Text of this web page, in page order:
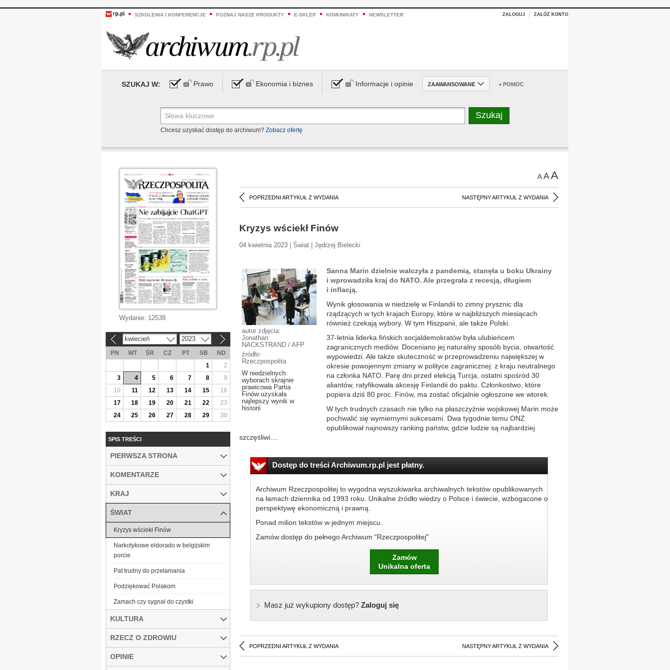
SZKOLENIA I KONFERENCJE POZNAJ NASZE PRODUKTY E-SKLEP KOMUNIKATY NEWSLETTER ZALOGUJ ZAŁÓŻ KONTO
SZUKAJ W: Prawo Ekonomia i biznes Informacje i opinie ZAAWANSOWANE + POMOC
Chcesz uzyskać dostęp do archiwum? Zobacz ofertę
AAA
POPRZEDNI ARTYKUŁ Z WYDANIA NASTĘPNY ARTYKUŁ Z WYDANIA
Kryzys wściekł Finów
04 kwietnia 2023 | Świat | Jędrzej Bielecki
autor zdjęcia:
Jonathan
NACKSTRAND / AFP
źródło:
Rzeczpospolita
W niedzielnych
wyborach skrajnie
prawicowa Partia
Finów uzyskała
najlepszy wynik w
historii
Sanna Marin dzielnie walczyła z pandemią, stanęła u boku Ukrainy
i wprowadziła kraj do NATO. Ale przegrała z recesją, długiem
i inflacją.
Wynik głosowania w niedzielę w Finlandii to zimny prysznic dla
rządzących w tych krajach Europy, które w najbliższych miesiącach
również czekają wybory. W tym Hiszpanii, ale także Polski.
37-letnia liderka fińskich socjaldemokratów była ulubieńcem
zagranicznych mediów. Doceniano jej naturalny sposób bycia, otwartość
wypowiedzi. Ale także skuteczność w przeprowadzeniu największej w
okresie powojennym zmiany w polityce zagranicznej: z kraju neutralnego
na członka NATO. Parę dni przed elekcją Turcja, ostatni spośród 30
aliantów, ratyfikowała akcesję Finlandii do paktu. Członkostwo, które
popiera dziś 80 proc. Finów, ma zostać oficjalnie ogłoszone we wtorek.
W tych trudnych czasach nie tylko na płaszczyźnie wojskowej Marin może
pochwalić się wymiernymi sukcesami. Dwa tygodnie temu ONZ
opublikował najnowszy ranking państw, gdzie ludzie są najbardziej
szczęśliwi....
Dostęp do treści Archiwum.rp.pl jest płatny.
Archiwum Rzeczpospolitej to wygodna wyszukiwarka archiwalnych tekstów opublikowanych
na łamach dziennika od 1993 roku. Unikalne źródło wiedzy o Polsce i świecie, wzbogacone o
perspektywę ekonomiczną i prawną.
Ponad milion tekstów w jednym miejscu.
Zamów dostęp do pełnego Archiwum "Rzeczpospolitej"
Zamów
Unikalna oferta
Masz już wykupiony dostęp?Zaloguj się
POPRZEDNI ARTYKUŁ Z WYDANIA NASTĘPNY ARTYKUŁ Z WYDANIA
Wydanie: 12538
kwiecień 2023
PN WT ŚR CZ PT SB
ND
1
2
3
4 5 6 7 8
9
10
11 12 13 14 15
16
17
18 19 20 21 22
23
24
25 26 27 28 29 30
SPIS TREŚCI
PIERWSZA STRONA
KOMENTARZE
KRAJ
ŚWIAT
Kryzys wściekł Finów
Narkotykowe eldorado w belgijskim
porcie
Pat trudny do przełamania
Podziękować Polakom
Zamach czy sygnał do czystki
KULTURA
RZECZ O ZDROWIU
OPINIE